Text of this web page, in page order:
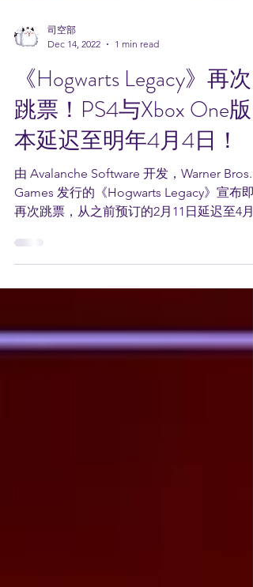
司空部
Dec 14, 2022
1 min read
《Hogwarts Legacy》再次
跳票！PS4与Xbox One版
本延迟至明年4月4日！
由 Avalanche Software 开发，Warner Bros.
Games 发行的《Hogwarts Legacy》宣布即